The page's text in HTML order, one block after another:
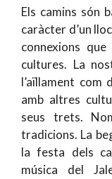
Els camins són
caràcter d’un
connexions
cultures. La
l’aïllament
amb altres
seus trets.
tradicions. La
la festa dels
música del